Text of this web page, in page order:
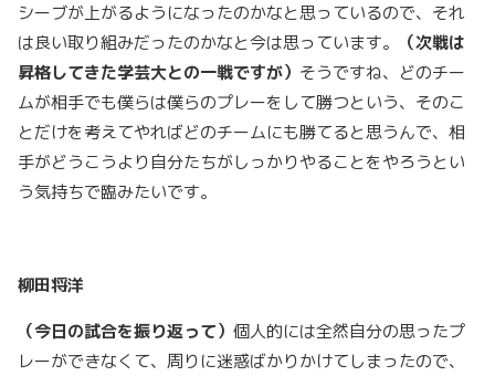
シーブが上がるようになったのかなと思っているので、それ
は良い取り組みだったのかなと今は思っています。
（次戦は
昇格してきた学芸大との一戦ですが） そうですね、どのチー
ムが相手でも僕らは僕らのプレーをして勝つという、そのこ
とだけを考えてやればどのチームにも勝てると思うんで、相
手がどうこうより自分たちがしっかりやることをやろうとい
う気持ちで臨みたいです。
柳田将洋
（今日の試合を振り返って） 個人的には全然自分の思ったプ
レーができなくて、周りに迷惑ばかりかけてしまったので、